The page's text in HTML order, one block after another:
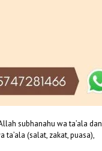
subhanahu wa ta’ala dan
(salat, zakat, puasa),